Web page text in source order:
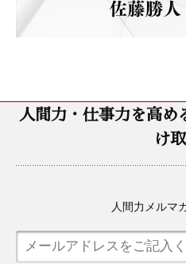
人間力・仕事力を高
け
人間力メルマ